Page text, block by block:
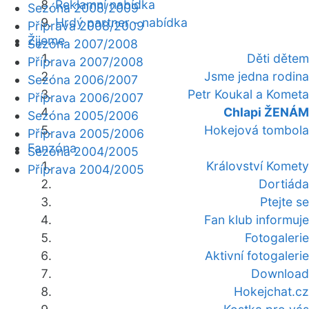
Reklamní nabídka
Hrdý partner - nabídka
Žijeme
Děti dětem
Jsme jedna rodina
Petr Koukal a Kometa
Chlapi ŽENÁM
Hokejová tombola
Fanzóna
Království Komety
Dortiáda
Ptejte se
Fan klub informuje
Fotogalerie
Aktivní fotogalerie
Download
Hokejchat.cz
Sezóna 2008/2009
Příprava 2008/2009
Sezóna 2007/2008
Příprava 2007/2008
Sezóna 2006/2007
Příprava 2006/2007
Sezóna 2005/2006
Příprava 2005/2006
Sezóna 2004/2005
Příprava 2004/2005